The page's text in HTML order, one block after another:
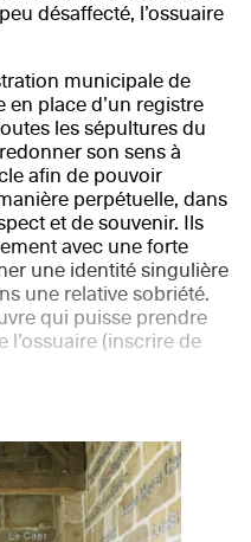
désaffecté, l’ossuaire
municipale de
en place d’un registre
les sépultures du
son sens à
afin de pouvoir
perpétuelle, dans
et de souvenir. Ils
avec une forte
une identité singulière
une relative sobriété.
qui puisse prendre
l’ossuaire (inscrire de